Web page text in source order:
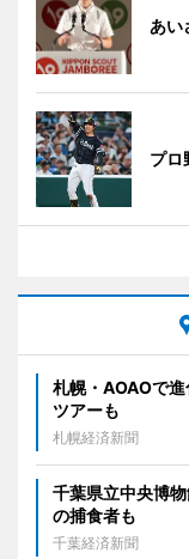
あい
プロ
札幌・AOAOで
ツアーも
札幌経済新聞
千葉県立中央博
の捕食者も
千葉経済新聞